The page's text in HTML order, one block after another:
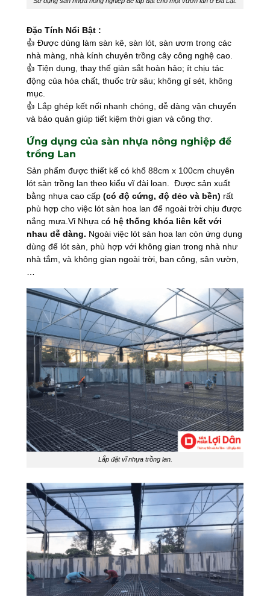
Đặc Tính Nổi Bật :
👍 Được dùng làm sàn kê, sàn lót, sàn ươm trong các
nhà màng, nhà kính chuyên trồng cây công nghệ cao.
👍 Tiện dụng, thay thế giàn sắt hoàn hảo; ít chịu tác
động của hóa chất, thuốc trừ sâu; không gỉ sét, không
mục.
👍 Lắp ghép kết nối nhanh chóng, dễ dàng vận chuyển
và bảo quản giúp tiết kiệm thời gian và công thợ.
Ứng dụng của sàn nhựa nông nghiệp để
trồng Lan
Sản phẩm được thiết kế có khổ 88cm x 100cm chuyên
lót sàn trồng lan theo kiểu vĩ đài loan. Được sản xuất
bằng nhựa cao cấp (có độ cứng, độ dẻo và bền) rất
phù hợp cho việc lót sàn hoa lan để ngoài trời chịu được
nắng mưa.Vỉ Nhựa có hệ thống khóa liên kết với
nhau dễ dàng. Ngoài việc lót sàn hoa lan còn ứng dụng
dùng để lót sàn, phù hợp với không gian trong nhà như
nhà tắm, và không gian ngoài trời, ban công, sân vườn,
…
Lắp đặt vĩ nhựa trồng lan.